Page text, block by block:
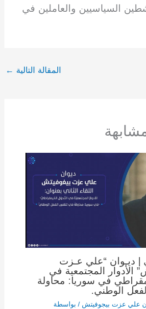
السياسيين والعاملين في
المقالة التالية ←
| ديـوان “علي عـزت
الأدوار المجتمعية في
في سوريا: محاولة
الوطني.
علي عزت بيجوفيتش / بواسطة